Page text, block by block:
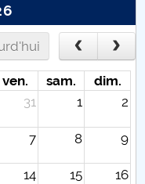
ven. sam.
dim.
31 1 2
7 8 9
14 15 16